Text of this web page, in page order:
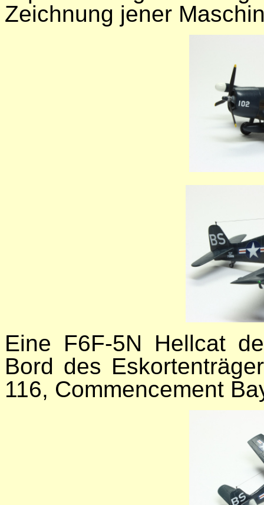
Zeichnung jener
Eine F6F-5N Hellcat
Bord des
116, Commencement